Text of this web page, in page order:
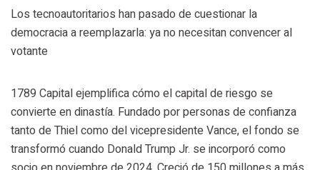
Los tecnoautoritarios han pasado de cuestionar la
democracia a reemplazarla: ya no necesitan convencer al
votante
1789 Capital ejemplifica cómo el capital de riesgo se
convierte en dinastía. Fundado por personas de confianza
tanto de Thiel como del vicepresidente Vance, el fondo se
transformó cuando Donald Trump Jr. se incorporó como